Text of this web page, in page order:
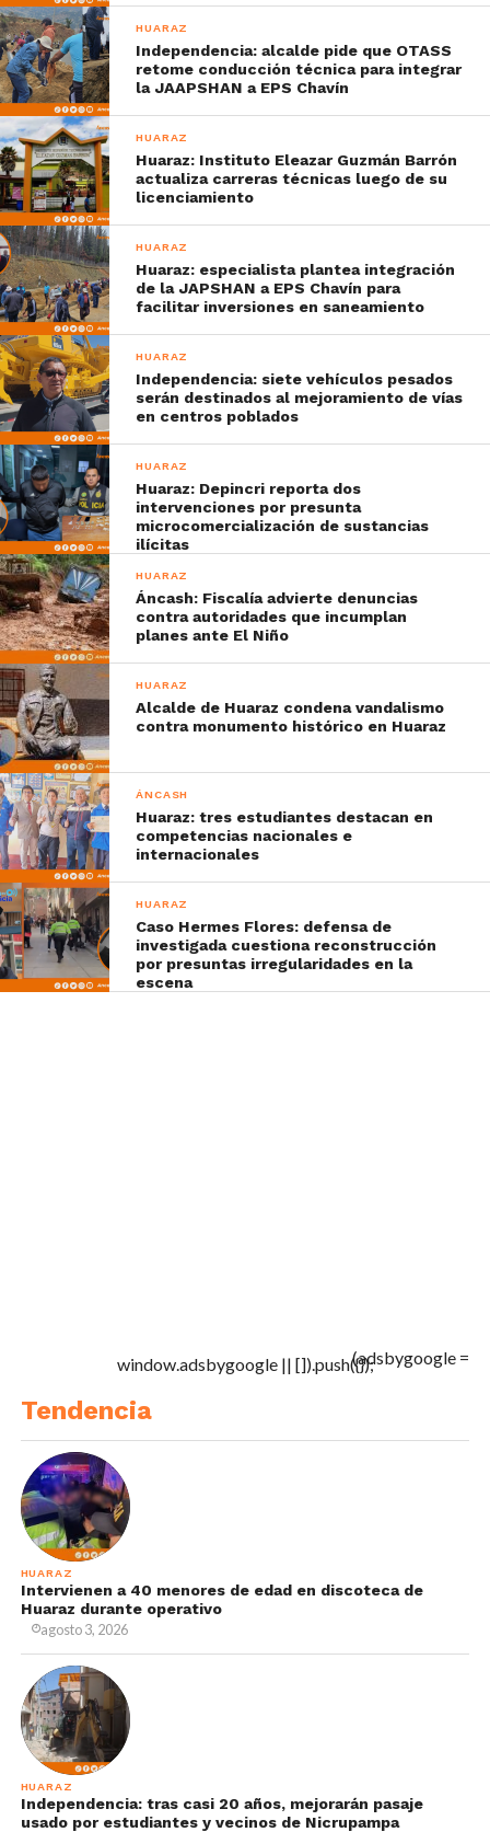
HUARAZ
Independencia: alcalde pide que OTASS
retome conducción técnica para integrar
la JAAPSHAN a EPS Chavín
HUARAZ
Huaraz: Instituto Eleazar Guzmán Barrón
actualiza carreras técnicas luego de su
licenciamiento
HUARAZ
Huaraz: especialista plantea integración
de la JAPSHAN a EPS Chavín para
facilitar inversiones en saneamiento
HUARAZ
Independencia: siete vehículos pesados
serán destinados al mejoramiento de vías
en centros poblados
HUARAZ
Huaraz: Depincri reporta dos
intervenciones por presunta
microcomercialización de sustancias
ilícitas
HUARAZ
Áncash: Fiscalía advierte denuncias
contra autoridades que incumplan
planes ante El Niño
HUARAZ
Alcalde de Huaraz condena vandalismo
contra monumento histórico en Huaraz
ÁNCASH
Huaraz: tres estudiantes destacan en
competencias nacionales e
internacionales
HUARAZ
Caso Hermes Flores: defensa de
investigada cuestiona reconstrucción
por presuntas irregularidades en la
escena
(adsbygoogle =
window.adsbygoogle || []).push({});
Tendencia
HUARAZ
Intervienen a 40 menores de edad en discoteca de
Huaraz durante operativo
agosto 3, 2026
HUARAZ
Independencia: tras casi 20 años, mejorarán pasaje
usado por estudiantes y vecinos de Nicrupampa